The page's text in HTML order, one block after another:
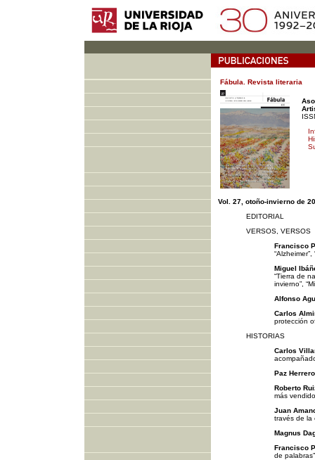
Fábula. Revista literaria
Vol. 27, otoño-invierno de
EDITORIAL
VERSOS, VERSOS
Francisco
“Alzheimer”,
Miguel
“Tierra de
invierno”,
Alfonso
Carlos
protección
HISTORIAS
Carlos
Paz
Roberto
más
Juan
través de la
Magnus
Francisco
de palabras”